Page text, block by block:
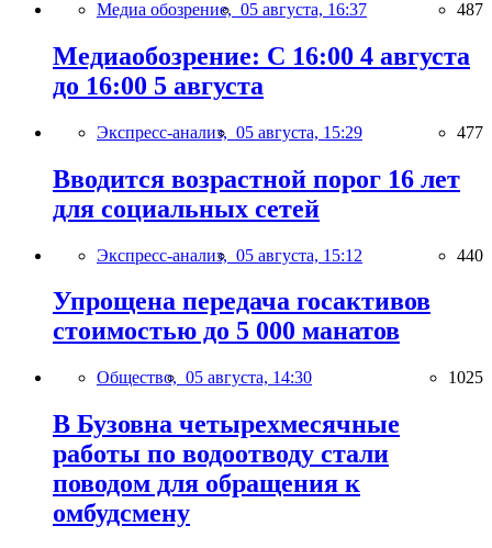
Медиа обозрение, 05 августа, 16:37 487
Медиаобозрение: С 16:00 4 августа
до 16:00 5 августа
Экспресс-анализ, 05 августа, 15:29 477
Вводится возрастной порог 16 лет
для социальных сетей
Экспресс-анализ, 05 августа, 15:12 440
Упрощена передача госактивов
стоимостью до 5 000 манатов
Общество, 05 августа, 14:30 1025
В Бузовна четырехмесячные
работы по водоотводу стали
поводом для обращения к
омбудсмену